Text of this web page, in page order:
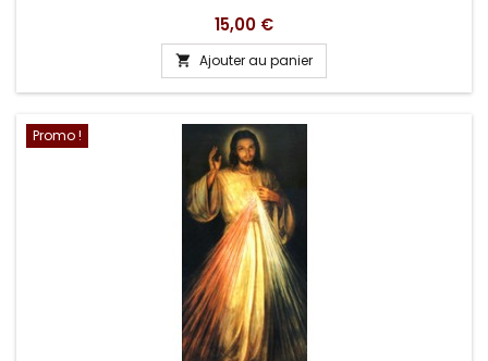
Prix
15,00 €
 Ajouter au panier
Promo !